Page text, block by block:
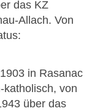
das KZ
Allach. Von
in Rasanac
katholisch, von
über das